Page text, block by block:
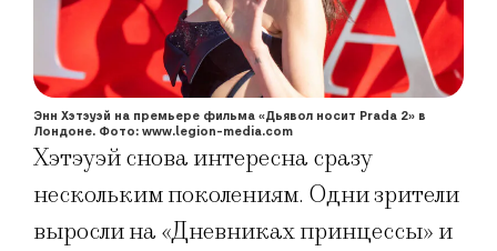
Энн Хэтэуэй на премьере фильма «Дьявол носит Prada 2» в
Лондоне. Фото: www.legion-media.com
Хэтэуэй снова интересна сразу
нескольким поколениям. Одни зрители
выросли на «Дневниках принцессы» и